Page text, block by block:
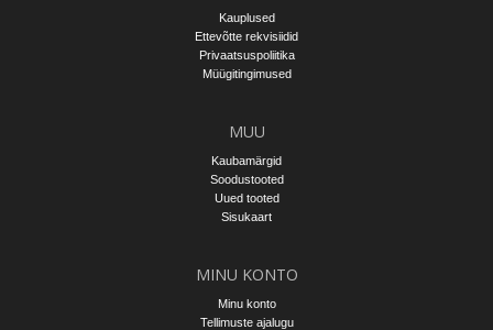
Kauplused
Ettevõtte rekvisiidid
Privaatsuspoliitika
Müügitingimused
MUU
Kaubamärgid
Soodustooted
Uued tooted
Sisukaart
MINU KONTO
Minu konto
Tellimuste ajalugu